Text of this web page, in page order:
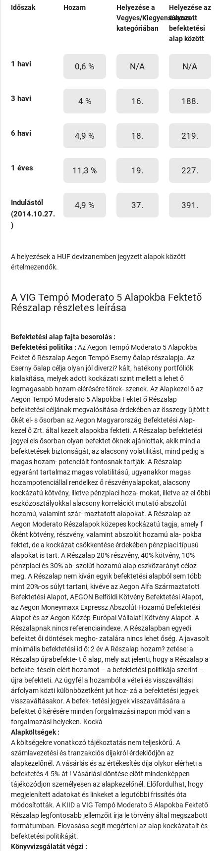
Időszak Hozam
Helyezése a
Vegyes/Kiegyensúlyozott
kategóriában
Helyezése az
összes
befektetési
alap között
1 havi 0,6 % N/A N/A
3 havi 4 % 16. 188.
6 havi 4,9 % 18. 219.
1 éves 11,3 % 19. 227.
Indulástól
(2014.10.27.
)
4,9 % 37. 391.
A helyezések a HUF devizanemben jegyzett alapok között
értelmezendők.
A VIG Tempó Moderato 5 Alapokba Fektető
Részalap részletes leírása
Befektetési alap fajta besorolás :
Befektetési politika :Az Aegon Tempó Moderato 5 Alapokba
Fektet ő Részalap Aegon Tempó Eserny őalap részalapja. Az
Eserny őalap célja olyan jól diverzi? kált, hatékony portfóliók
kialakítása, melyek adott kockázati szint mellett a lehet ő
legmagasabb hozam elérésére törek- szenek. Az Alapkezel ő az
Aegon Tempó Moderato 5 Alapokba Fektet ő Részalap
befektetési céljának megvalósítása érdekében az összegy űjtött t
őkét el- s ősorban az Aegon Magyarország Befektetési Alap-
kezel ő Zrt. által kezelt alapokba fekteti. A Részalap befektetési
jegyei els ősorban olyan befektet őknek ajánlottak, akik mind a
befektetések biztonságát, az alacsony volatilitást, mind pedig a
magas hozam- potenciált fontosnak tartják. A Részalap
egyaránt tartalmaz magas volatilitású, ugyanakkor magas
hozampotenciállal rendelkez ő részvényalapokat, alacsony
kockázatú kötvény, illetve pénzpiaci hoza- mokat, illetve az el őbbi
eszközosztályokkal alacsony korrelációt mutató abszolút
hozamú, valamint szár- maztatott alapokat. A Részalap az
Aegon Moderato Részalapok közepes kockázatú tagja, amely f
őként kötvény, részvény, valamint abszolút hozamú ala- pokba
fektet, de a kockázat csökkentése érdekében pénzpiaci típusú
alapokat is tart. A Részalap 20% részvény, 40% kötvény, 10%
pénzpiaci és 30% ab- szolút hozamú alap eszközarányt céloz
meg. A Részalap nem kíván egyik befektetési alapból sem több
mint 20%-os súlyt tartani, kivéve az Aegon Alfa Származtatott
Befektetési Alapot, AEGON Belföldi Kötvény Befektetési Alapot,
az Aegon Moneymaxx Expressz Abszolút Hozamú Befektetési
Alapot és az Aegon Közép-Európai Vállalati Kötvény Alapot. A
Részalapnak nincs referenciaindexe. A Részalapban egyedi
befektet ői döntések megho- zatalára nincs lehet őség. A javasolt
minimális befektetési id ő: 2 év A Részalap hozam? zetése: a
Részalap újrabefekte- t ő alap, mely azt jelenti, hogy a Részalap a
befekte- tésein elért hozamot – a befektetési politikája szerint –
újra befekteti. Az ügyfél a hozamból a vételi és visszaváltási
árfolyam közti különbözetként jut hoz- zá a befektetési jegyek
visszaváltásakor. A befek- tetési jegyek visszaváltására a
befektet ő kérésére minden forgalmazási napon mód van a
forgalmazási helyeken. Kocká
Alapköltségek :
A költségekre vonatkozó tájékoztatás nem teljeskörű. A
számlavezetési és tranzakciós díjakról érdeklődjön az
alapkezelőnél. A vásárlás és az értékesítés díja olykor elérheti a
befektetés 4-5%-át ! Vásárlási döntése előtt mindenképpen
tájékozódjon személyesen az alapkezelőnél. Előfordulhat, hogy
megjelenített adatokat és linkeket a legutóbbi frissítés óta
módosították. A KIID a VIG Tempó Moderato 5 Alapokba Fektető
Részalap legfontosabb jellemzőit írja le törvény által megszabott
formátumban. Elovasása segít megérteni az alap kockázatait és
befektetési politikáját.
Könyvvizsgálatát végzi :